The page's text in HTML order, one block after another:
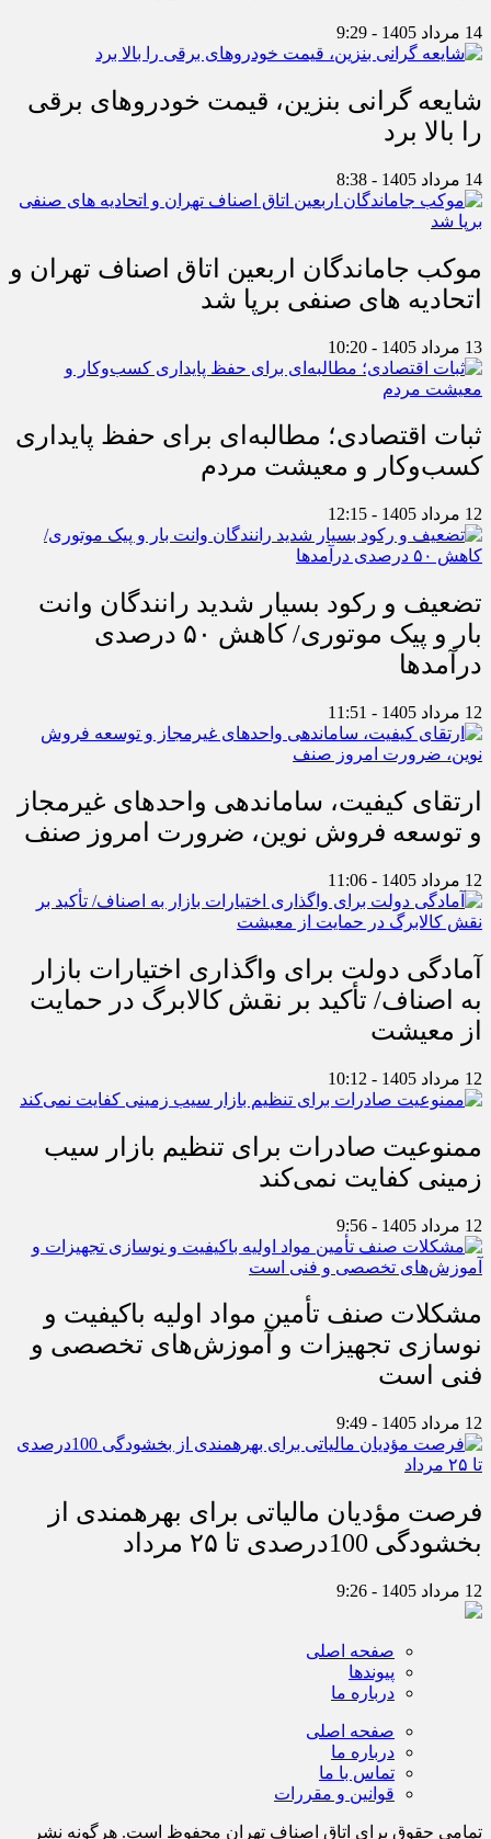
14 مرداد 1405 - 9:29
شایعه گرانی بنزین، قیمت خودروهای برقی
را بالا برد
14 مرداد 1405 - 8:38
موکب جاماندگان اربعین اتاق اصناف تهران و
اتحادیه های صنفی برپا شد
13 مرداد 1405 - 10:20
ثبات اقتصادی؛ مطالبه‌ای برای حفظ پایداری
کسب‌وکار و معیشت مردم
12 مرداد 1405 - 12:15
تضعیف و رکود بسیار شدید رانندگان وانت
بار و پیک موتوری/ کاهش ۵۰ درصدی
درآمدها
12 مرداد 1405 - 11:51
ارتقای کیفیت، ساماندهی واحدهای غیرمجاز
و توسعه فروش نوین، ضرورت امروز صنف
12 مرداد 1405 - 11:06
آمادگی دولت برای واگذاری اختیارات بازار
به اصناف/ تأکید بر نقش کالابرگ در حمایت
از معیشت
12 مرداد 1405 - 10:12
ممنوعیت صادرات برای تنظیم بازار سیب
زمینی کفایت نمی‌کند
12 مرداد 1405 - 9:56
مشکلات صنف تأمین مواد اولیه باکیفیت و
نوسازی تجهیزات و آموزش‌های تخصصی و
فنی است
12 مرداد 1405 - 9:49
فرصت مؤدیان مالیاتی برای بهره‎مندی از
بخشودگی 100درصدی تا ۲۵ مرداد
12 مرداد 1405 - 9:26
صفحه اصلی
پیوندها
درباره ما
صفحه اصلی
درباره ما
تماس با ما
قوانین و مقررات
تمامی حقوق برای اتاق اصناف تهران محفوظ است. هرگونه نشر